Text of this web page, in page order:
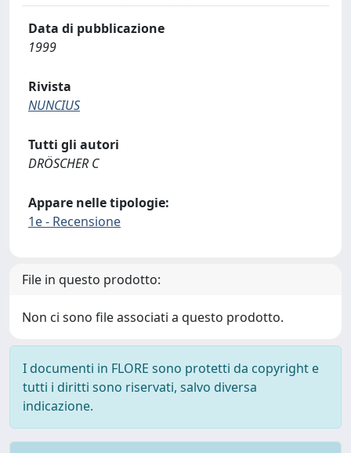
Data di pubblicazione
1999
Rivista
NUNCIUS
Tutti gli autori
DRÖSCHER C
Appare nelle tipologie:
1e - Recensione
File in questo prodotto:
Non ci sono file associati a questo prodotto.
I documenti in FLORE sono protetti da copyright e
tutti i diritti sono riservati, salvo diversa
indicazione.